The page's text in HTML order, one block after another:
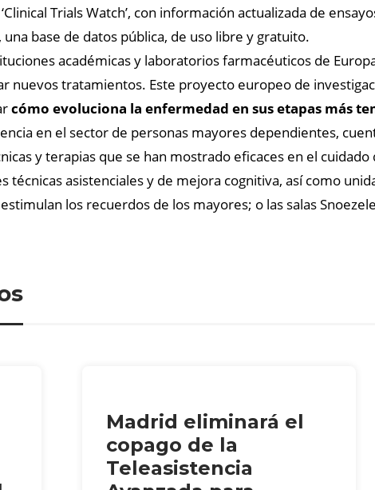
Trials Watch’, con información actualizada de
, una base de datos pública, de uso libre y gratuito.
académicas y laboratorios farmacéuticos de
nuevos tratamientos. Este proyecto europeo de
cómo evoluciona la enfermedad en sus etapas más
en el sector de personas mayores dependientes,
y terapias que se han mostrado eficaces en el
técnicas asistenciales y de mejora cognitiva, así como
los recuerdos de los mayores; o las salas
Madrid eliminará el
copago de la
Teleasistencia